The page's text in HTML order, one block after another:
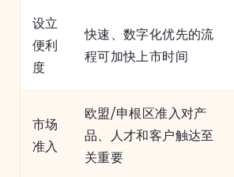
设立
便利
度
快速、数字化优先的流
程可加快上市时间
市场
准入
欧盟/申根区准入对产
品、人才和客户触达至
关重要